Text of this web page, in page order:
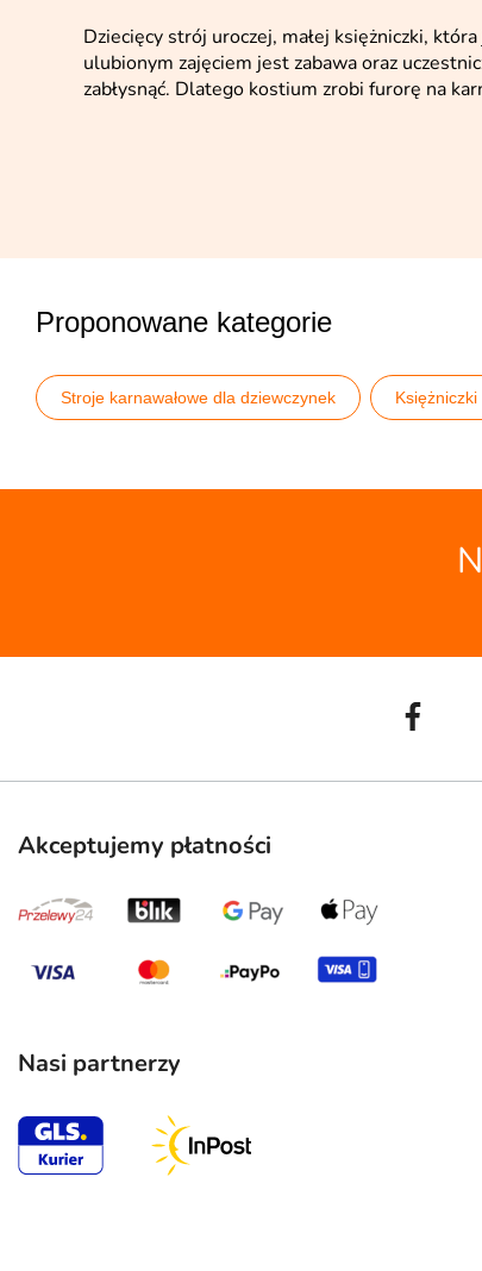
Dziecięcy strój uroczej, małej księżniczki,
ulubionym zajęciem jest zabawa oraz
zabłysnąć. Dlatego kostium zrobi furorę na
Proponowane kategorie
Stroje karnawałowe dla dziewczynek
Akceptujemy płatności
Nasi partnerzy